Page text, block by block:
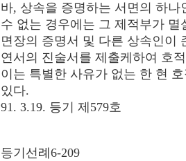
바, 상속을 증명하는 서면의 하
수 없는 경우에는 그 제적부가 멸
면장의 증명서 및 다른 상속인이
연서의 진술서를 제출케하여 호
이는 특별한 사유가 없는 한 현
있다.
91. 3.19. 등기 제579호
등기선례6-209